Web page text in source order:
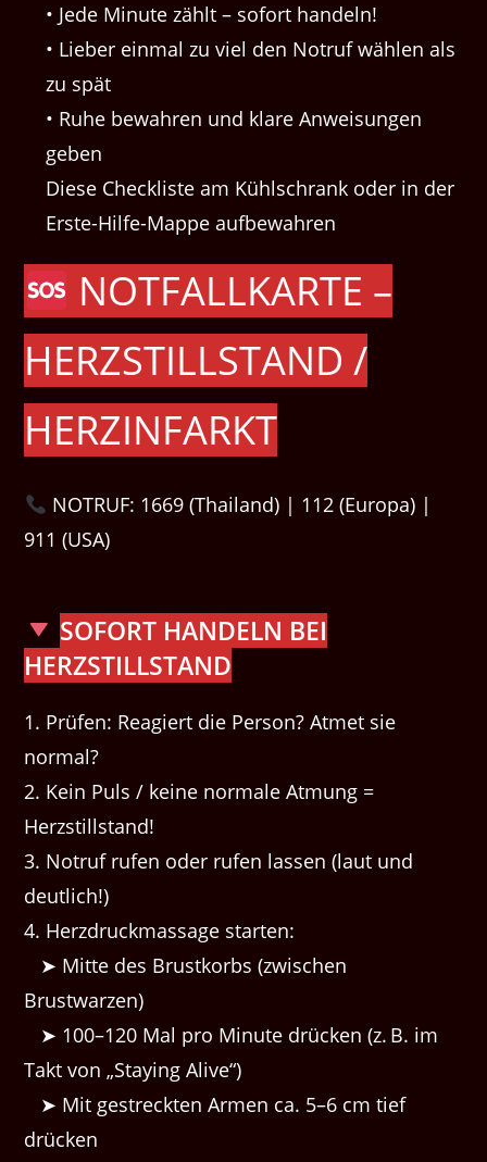
• Jede Minute zählt – sofort handeln!
• Lieber einmal zu viel den Notruf wählen als
zu spät
• Ruhe bewahren und klare Anweisungen
geben
Diese Checkliste am Kühlschrank oder in der
Erste-Hilfe-Mappe aufbewahren
NOTFALLKARTE –
HERZSTILLSTAND /
HERZINFARKT
NOTRUF: 1669 (Thailand) | 112 (Europa) |
911 (USA)
SOFORT HANDELN BEI
HERZSTILLSTAND
1. Prüfen: Reagiert die Person? Atmet sie
normal?
2. Kein Puls / keine normale Atmung =
Herzstillstand!
3. Notruf rufen oder rufen lassen (laut und
deutlich!)
4. Herzdruckmassage starten:
➤ Mitte des Brustkorbs (zwischen
Brustwarzen)
➤ 100–120 Mal pro Minute drücken (z. B. im
Takt von „Staying Alive“)
➤ Mit gestreckten Armen ca. 5–6 cm tief
drücken